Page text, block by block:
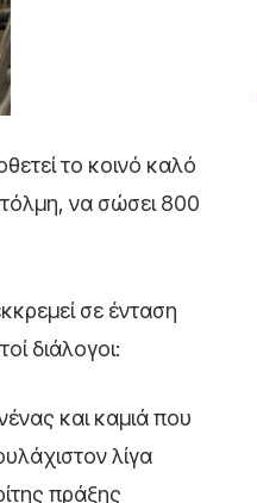
το κοινό καλό
να σώσει 800
σε ένταση
διάλογοι:
και καμιά που
λίγα
πράξης